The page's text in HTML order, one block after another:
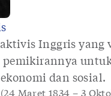
Inggris yang
dan sosial.
Maret 1834 – 3